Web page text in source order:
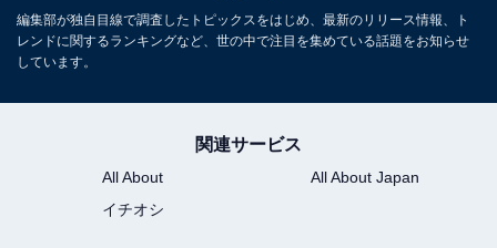
編集部が独自目線で調査したトピックスをはじめ、最新のリリース情報、ト
レンドに関するランキングなど、世の中で注目を集めている話題をお知らせ
しています。
関連サービス
All About
All About Japan
イチオシ